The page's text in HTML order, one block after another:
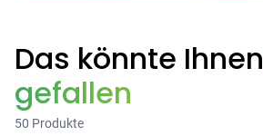
Das könnte Ihnen
gefallen
50 Produkte